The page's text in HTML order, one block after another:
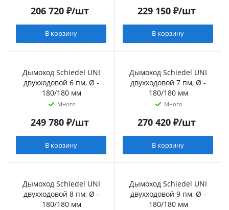
206 720₽/шт
В корзину
229 150₽/шт
В корзину
Дымоход Schiedel UNI
двухходовой 6 пм, Ø -
180/180 мм
Много
249 780₽/шт
В корзину
Дымоход Schiedel UNI
двухходовой 7 пм, Ø -
180/180 мм
Много
270 420₽/шт
В корзину
Дымоход Schiedel UNI
двухходовой 8 пм, Ø -
180/180 мм
Дымоход Schiedel UNI
двухходовой 9 пм, Ø -
180/180 мм